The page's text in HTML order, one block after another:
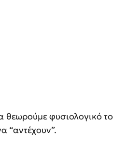
θεωρούμε φυσιολογικό το
“αντέχουν”.